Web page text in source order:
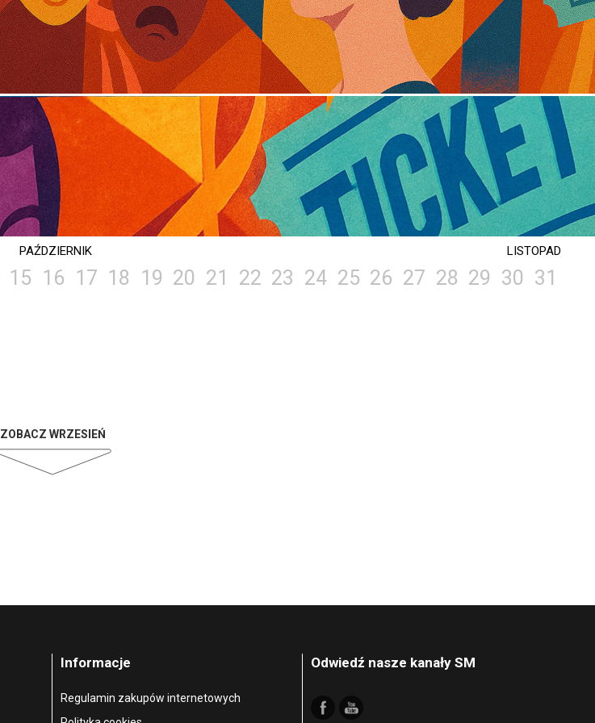
PAŹDZIERNIK LISTOPAD
15 16 17 18 19 20 21 22 23 24 25 26 27 28 29 30 31
ZOBACZ WRZESIEŃ
Informacje
Regulamin zakupów internetowych
Odwiedź nasze kanały SM